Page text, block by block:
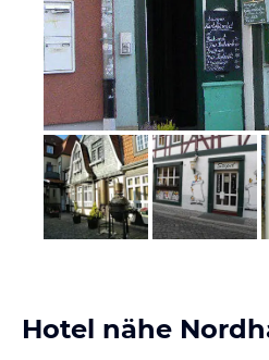
Bild melden
von Wolfram
Hotel nähe